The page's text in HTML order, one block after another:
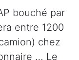
bouché par
entre 1200
chez
… Le